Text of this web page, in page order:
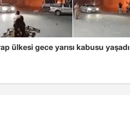
ülkesi gece yarısı kabusu yaşadı